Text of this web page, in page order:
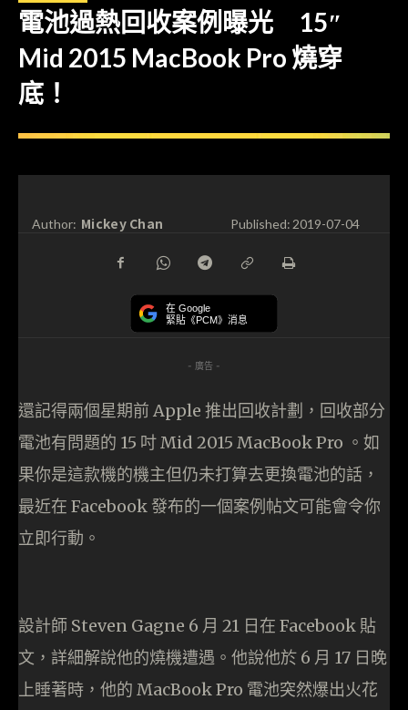
電池過熱回收案例曝光 15″
Mid 2015 MacBook Pro 燒穿
底！
Author: Mickey Chan Published:2019-07-04
在 Google
緊貼《PCM》消息
- 廣告 -
還記得兩個星期前 Apple 推出回收計劃，回收部分
電池有問題的 15 吋 Mid 2015 MacBook Pro 。如
果你是這款機的機主但仍未打算去更換電池的話，
最近在 Facebook 發布的一個案例帖文可能會令你
立即行動。
設計師 Steven Gagne 6 月 21 日在 Facebook 貼
文，詳細解說他的燒機遭遇。他說他於 6 月 17 日晚
上睡著時，他的 MacBook Pro 電池突然爆出火花